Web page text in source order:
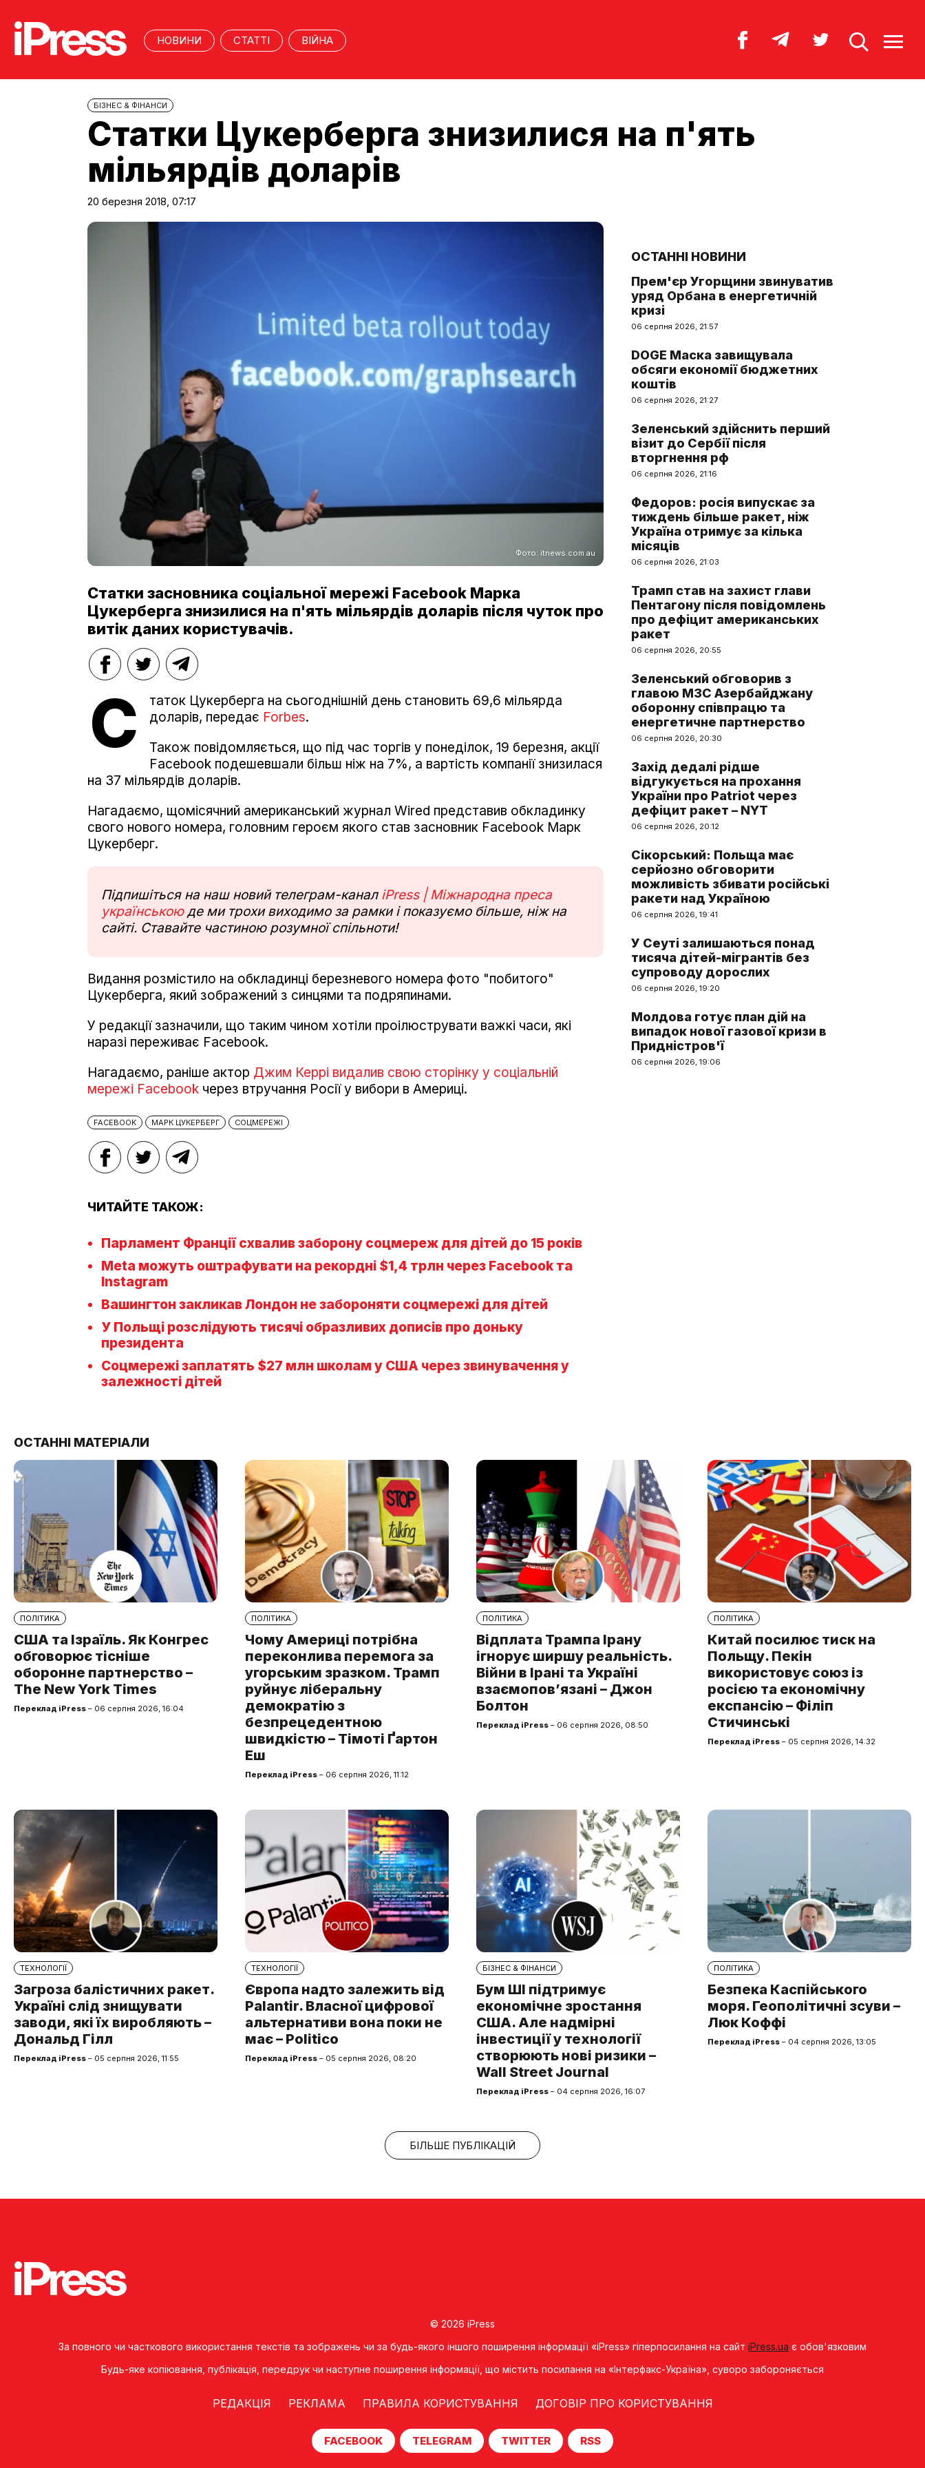
НОВИНИ СТАТТІ ВІЙНА
БІЗНЕС & ФІНАНСИ
Статки Цукерберга знизилися на п'ять
мільярдів доларів
20 березня 2018, 07:17
Фото: itnews.com.au
Статки засновника соціальної мережі Facebook Марка
Цукерберга знизилися на п'ять мільярдів доларів після чуток про
витік даних користувачів.
С
таток Цукерберга на сьогоднішній день становить 69,6 мільярда
доларів, передає Forbes.
Також повідомляється, що під час торгів у понеділок, 19 березня, акції
Facebook подешевшали більш ніж на 7%, а вартість компанії знизилася
на 37 мільярдів доларів.
Нагадаємо, щомісячний американський журнал Wired представив обкладинку
свого нового номера, головним героєм якого став засновник Facebook Марк
Цукерберг.
Підпишіться на наш новий телеграм-канал iPress | Міжнародна преса
українськоюде ми трохи виходимо за рамки і показуємо більше, ніж на
сайті. Ставайте частиною розумної спільноти!
Видання розмістило на обкладинці березневого номера фото "побитого"
Цукерберга, який зображений з синцями та подряпинами.
У редакції зазначили, що таким чином хотіли проілюструвати важкі часи, які
наразі переживає Facebook.
Нагадаємо, раніше актор Джим Керрі видалив свою сторінку у соціальній
мережі Facebook через втручання Росії у вибори в Америці.
FACEBOOK МАРК ЦУКЕРБЕРГ СОЦМЕРЕЖІ
ЧИТАЙТЕ ТАКОЖ:
Парламент Франції схвалив заборону соцмереж для дітей до 15 років
Meta можуть оштрафувати на рекордні $1,4 трлн через Facebook та
Instagram
Вашингтон закликав Лондон не забороняти соцмережі для дітей
У Польщі розслідують тисячі образливих дописів про доньку
президента
Соцмережі заплатять $27 млн школам у США через звинувачення у
залежності дітей
ОСТАННІ НОВИНИ
Прем'єр Угорщини звинуватив
уряд Орбана в енергетичній
кризі
06 серпня 2026, 21:57
DOGE Маска завищувала
обсяги економії бюджетних
коштів
06 серпня 2026, 21:27
Зеленський здійснить перший
візит до Сербії після
вторгнення рф
06 серпня 2026, 21:16
Федоров: росія випускає за
тиждень більше ракет, ніж
Україна отримує за кілька
місяців
06 серпня 2026, 21:03
Трамп став на захист глави
Пентагону після повідомлень
про дефіцит американських
ракет
06 серпня 2026, 20:55
Зеленський обговорив з
главою МЗС Азербайджану
оборонну співпрацю та
енергетичне партнерство
06 серпня 2026, 20:30
Захід дедалі рідше
відгукується на прохання
України про Patriot через
дефіцит ракет – NYT
06 серпня 2026, 20:12
Сікорський: Польща має
серйозно обговорити
можливість збивати російські
ракети над Україною
06 серпня 2026, 19:41
У Сеуті залишаються понад
тисяча дітей-мігрантів без
супроводу дорослих
06 серпня 2026, 19:20
Молдова готує план дій на
випадок нової газової кризи в
Придністров'ї
06 серпня 2026, 19:06
ОСТАННІ МАТЕРІАЛИ
ПОЛІТИКА
США та Ізраїль. Як Конгрес
обговорює тісніше
оборонне партнерство –
The New York Times
Переклад iPress – 06 серпня 2026, 16:04
ПОЛІТИКА
Чому Америці потрібна
переконлива перемога за
угорським зразком. Трамп
руйнує ліберальну
демократію з
безпрецедентною
швидкістю – Тімоті Ґартон
Еш
Переклад iPress – 06 серпня 2026, 11:12
ПОЛІТИКА
Відплата Трампа Ірану
ігнорує ширшу реальність.
Війни в Ірані та Україні
взаємопов’язані – Джон
Болтон
Переклад iPress – 06 серпня 2026, 08:50
ПОЛІТИКА
Китай посилює тиск на
Польщу. Пекін
використовує союз із
росією та економічну
експансію – Філіп
Стичинські
Переклад iPress – 05 серпня 2026, 14:32
ТЕХНОЛОГІЇ
Загроза балістичних ракет.
Україні слід знищувати
заводи, які їх виробляють –
Дональд Гілл
Переклад iPress – 05 серпня 2026, 11:55
ТЕХНОЛОГІЇ
Європа надто залежить від
Palantir. Власної цифрової
альтернативи вона поки не
має – Politico
Переклад iPress – 05 серпня 2026, 08:20
БІЗНЕС & ФІНАНСИ
Бум ШІ підтримує
економічне зростання
США. Але надмірні
інвестиції у технології
створюють нові ризики –
Wall Street Journal
Переклад iPress – 04 серпня 2026, 16:07
ПОЛІТИКА
Безпека Каспійського
моря. Геополітичні зсуви –
Люк Коффі
Переклад iPress – 04 серпня 2026, 13:05
БІЛЬШЕ ПУБЛІКАЦІЙ
© 2026 iPress
За повного чи часткового використання текстів та зображень чи за будь-якого іншого поширення інформації «iPress» гіперпосилання на сайт iPress.ua є обов'язковим
Будь-яке копiювання, публiкацiя, передрук чи наступне поширення iнформацiї, що мiстить посилання на «Iнтерфакс-Україна», суворо забороняється
РЕДАКЦІЯ РЕКЛАМА ПРАВИЛА КОРИСТУВАННЯ ДОГОВІР ПРО КОРИСТУВАННЯ
FACEBOOK TELEGRAM TWITTER RSS